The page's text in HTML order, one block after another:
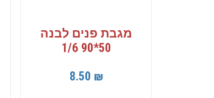
מגבת פנים לבנה
50*90 1/6
8.50 ₪